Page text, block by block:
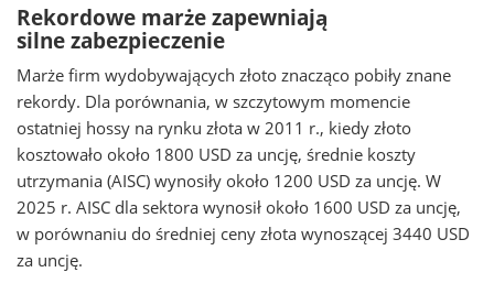
Rekordowe marże zapewniają
silne zabezpieczenie
Marże firm wydobywających złoto znacząco pobiły znane
rekordy. Dla porównania, w szczytowym momencie
ostatniej hossy na rynku złota w 2011 r., kiedy złoto
kosztowało około 1800 USD za uncję, średnie koszty
utrzymania (AISC) wynosiły około 1200 USD za uncję. W
2025 r. AISC dla sektora wynosił około 1600 USD za uncję,
w porównaniu do średniej ceny złota wynoszącej 3440 USD
za uncję.